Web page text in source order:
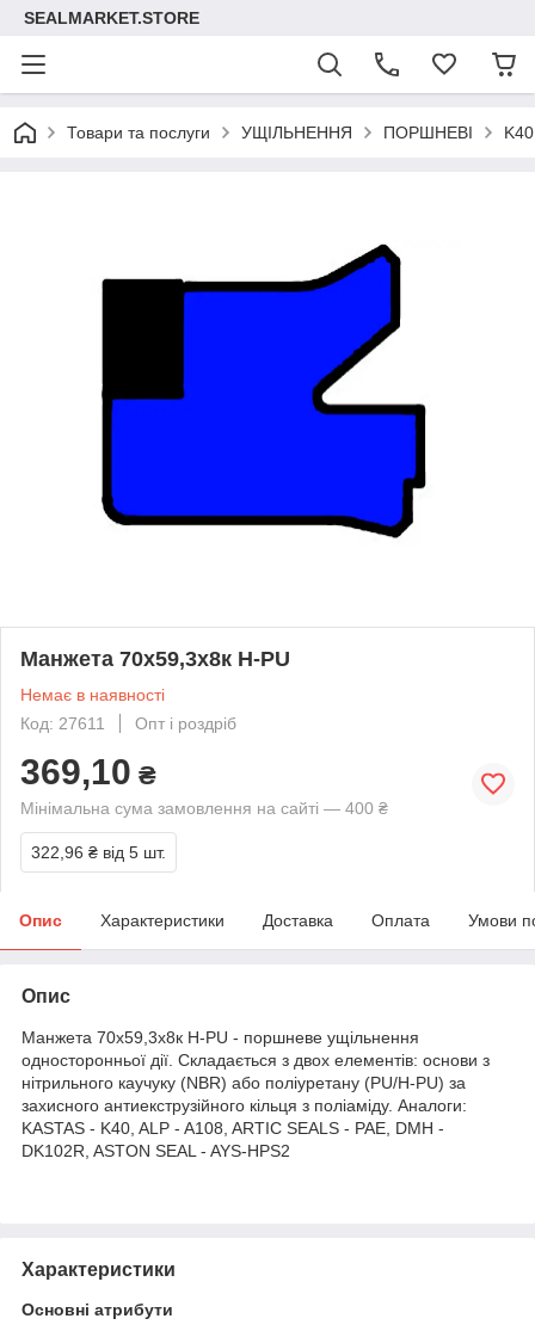
SEALMARKET.STORE
Товари та послуги УЩІЛЬНЕННЯ ПОРШНЕВІ
Манжета 70х59,3х8к H-PU
Немає в наявності
Код: 27611
Опт і роздріб
369,10 ₴
Мінімальна сума замовлення на сайті — 400 ₴
322,96 ₴ від 5 шт.
Опис Характеристики Доставка Оплата Умови
Опис
Манжета 70х59,3х8к H-PU - поршневе ущільнення
односторонньої дії. Складається з двох елементів: основи з
нітрильного каучуку (NBR) або поліуретану (PU/H-PU) за
захисного антиекструзійного кільця з поліаміду. Аналоги:
KASTAS - K40, ALP - A108, ARTIC SEALS - PAE, DMH -
DK102R, ASTON SEAL - AYS-HPS2
Характеристики
Основні атрибути